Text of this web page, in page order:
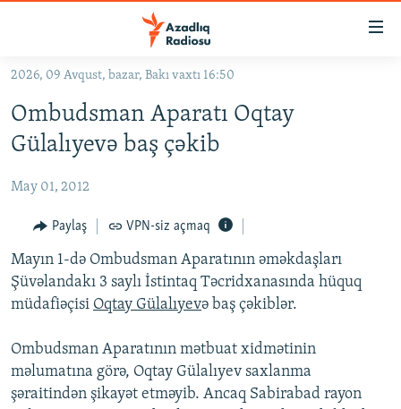
Əsas
qayıt
Əsas
naviqasiyaya
qayıt
KORRUPSIOMETR
#ƏSLINDƏ
FƏRQƏ BAX
QANUNI DOĞRU
ARAŞDIRMA
VIDEO
FOTOQALEREYA
RADIO ARXIV
OXU ZALI
HAQQIMIZDA
2026, 09 Avqust, bazar, Bakı vaxtı 16:50
Ombudsman Aparatı Oqtay
Gülalıyevə baş çəkib
May 01, 2012
Paylaş VPN-siz açmaq
Mayın 1-də Ombudsman Aparatının əməkdaşları
Şüvəlandakı 3 saylı İstintaq Təcridxanasında hüquq
müdafiəçisi Oqtay Gülalıyevə baş çəkiblər.
Ombudsman Aparatının mətbuat xidmətinin
məlumatına görə, Oqtay Gülalıyev saxlanma
şəraitindən şikayət etməyib. Ancaq Sabirabad rayon